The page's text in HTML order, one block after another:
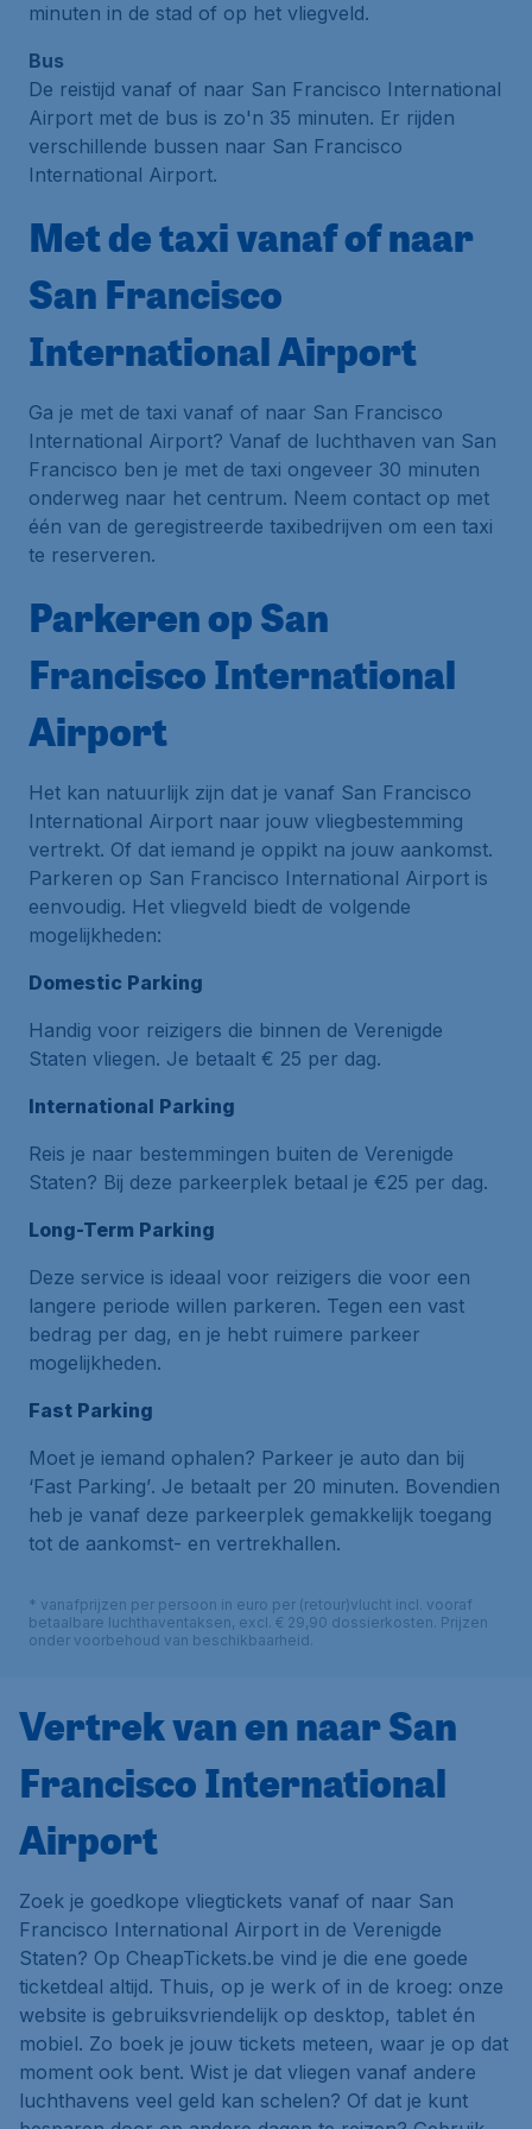
minuten in de stad of op het vliegveld.
Bus
De reistijd vanaf of naar San Francisco International
Airport met de bus is zo'n 35 minuten. Er rijden
verschillende bussen naar San Francisco
International Airport.
Met de taxi vanaf of naar
San Francisco
International Airport
Ga je met de taxi vanaf of naar San Francisco
International Airport? Vanaf de luchthaven van San
Francisco ben je met de taxi ongeveer 30 minuten
onderweg naar het centrum. Neem contact op met
één van de geregistreerde taxibedrijven om een taxi
te reserveren.
Parkeren op San
Francisco International
Airport
Het kan natuurlijk zijn dat je vanaf San Francisco
International Airport naar jouw vliegbestemming
vertrekt. Of dat iemand je oppikt na jouw aankomst.
Parkeren op San Francisco International Airport is
eenvoudig. Het vliegveld biedt de volgende
mogelijkheden:
Domestic Parking
Handig voor reizigers die binnen de Verenigde
Staten vliegen. Je betaalt € 25 per dag.
International Parking
Reis je naar bestemmingen buiten de Verenigde
Staten? Bij deze parkeerplek betaal je €25 per dag.
Long-Term Parking
Deze service is ideaal voor reizigers die voor een
langere periode willen parkeren. Tegen een vast
bedrag per dag, en je hebt ruimere parkeer
mogelijkheden.
Fast Parking
Moet je iemand ophalen? Parkeer je auto dan bij
‘Fast Parking’. Je betaalt per 20 minuten. Bovendien
heb je vanaf deze parkeerplek gemakkelijk toegang
tot de aankomst- en vertrekhallen.
* vanafprijzen per persoon in euro per (retour)vlucht incl. vooraf
betaalbare luchthaventaksen, excl. € 29,90 dossierkosten. Prijzen
onder voorbehoud van beschikbaarheid.
Vertrek van en naar San
Francisco International
Airport
Zoek je goedkope vliegtickets vanaf of naar San
Francisco International Airport in de Verenigde
Staten? Op CheapTickets.be vind je die ene goede
ticketdeal altijd. Thuis, op je werk of in de kroeg: onze
website is gebruiksvriendelijk op desktop, tablet én
mobiel. Zo boek je jouw tickets meteen, waar je op dat
moment ook bent. Wist je dat vliegen vanaf andere
luchthavens veel geld kan schelen? Of dat je kunt